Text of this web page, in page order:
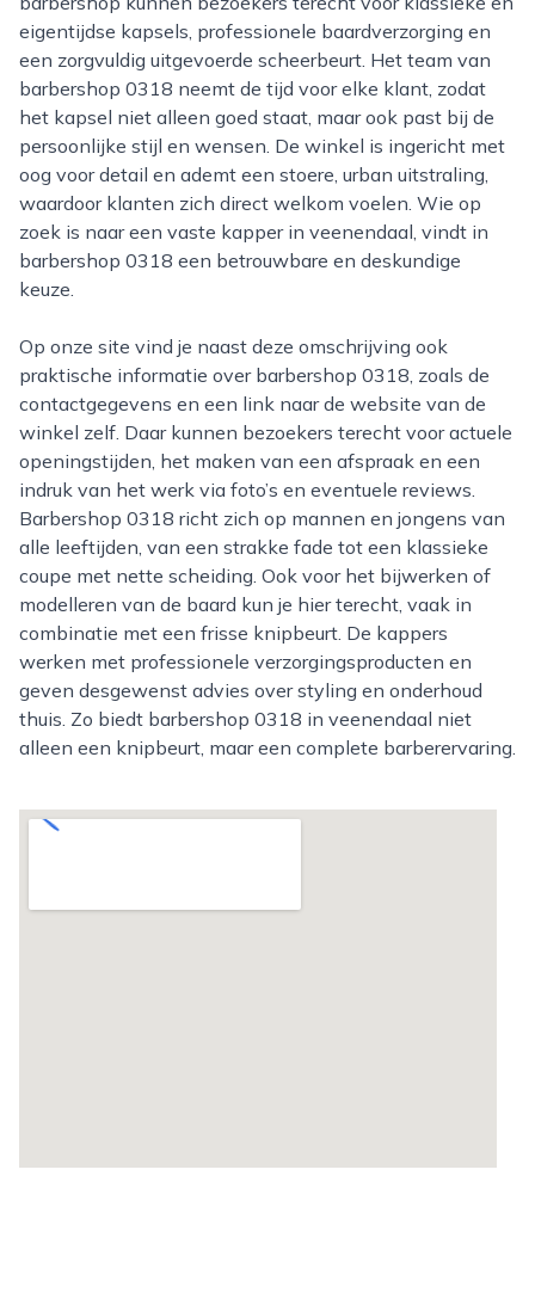
eigentijdse kapsels, professionele baardverzorging en
een zorgvuldig uitgevoerde scheerbeurt. Het team van
barbershop 0318 neemt de tijd voor elke klant, zodat
het kapsel niet alleen goed staat, maar ook past bij de
persoonlijke stijl en wensen. De winkel is ingericht met
oog voor detail en ademt een stoere, urban uitstraling,
waardoor klanten zich direct welkom voelen. Wie op
zoek is naar een vaste kapper in veenendaal, vindt in
barbershop 0318 een betrouwbare en deskundige
keuze.
Op onze site vind je naast deze omschrijving ook
praktische informatie over barbershop 0318, zoals de
contactgegevens en een link naar de website van de
winkel zelf. Daar kunnen bezoekers terecht voor actuele
openingstijden, het maken van een afspraak en een
indruk van het werk via foto’s en eventuele reviews.
Barbershop 0318 richt zich op mannen en jongens van
alle leeftijden, van een strakke fade tot een klassieke
coupe met nette scheiding. Ook voor het bijwerken of
modelleren van de baard kun je hier terecht, vaak in
combinatie met een frisse knipbeurt. De kappers
werken met professionele verzorgingsproducten en
geven desgewenst advies over styling en onderhoud
thuis. Zo biedt barbershop 0318 in veenendaal niet
alleen een knipbeurt, maar een complete barberervaring.